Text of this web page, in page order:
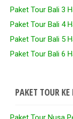
Paket Tour Bali 3
Paket Tour Bali 4
Paket Tour Bali 5
Paket Tour Bali 6
PAKET TOUR